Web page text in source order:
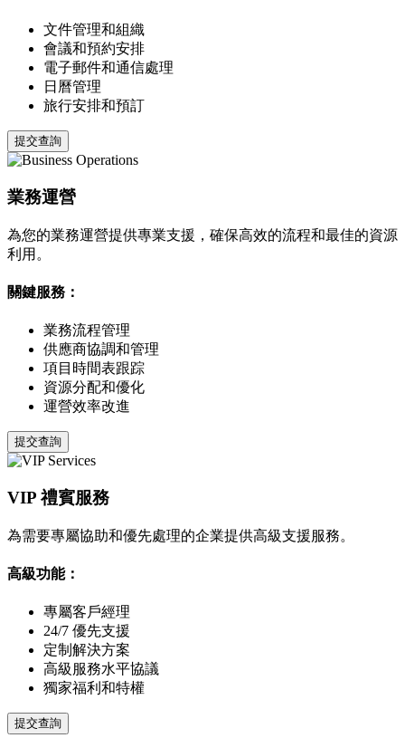
文件管理和組織
會議和預約安排
電子郵件和通信處理
日曆管理
旅行安排和預訂
提交查詢
業務運營
為您的業務運營提供專業支援，確保高效的流程和最佳的資源
利用。
關鍵服務：
業務流程管理
供應商協調和管理
項目時間表跟踪
資源分配和優化
運營效率改進
提交查詢
VIP 禮賓服務
為需要專屬協助和優先處理的企業提供高級支援服務。
高級功能：
專屬客戶經理
24/7 優先支援
定制解決方案
高級服務水平協議
獨家福利和特權
提交查詢